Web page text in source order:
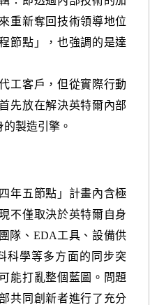
重新奪回技術領導地位
節點」，也強調的是達
工客戶，但從實際行動
先放在解決英特爾內部
製造引擎。
年五節點」計畫內含極
不僅取決於英特爾自身
隊、EDA工具、設備供
科學等多方面的同步突
能打亂整個藍圖。問題
共同創新者進行了充分